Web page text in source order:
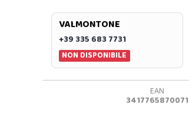
VALMONTONE
+39 335 683 7731
NON DISPONIBILE
EAN
3417765870071